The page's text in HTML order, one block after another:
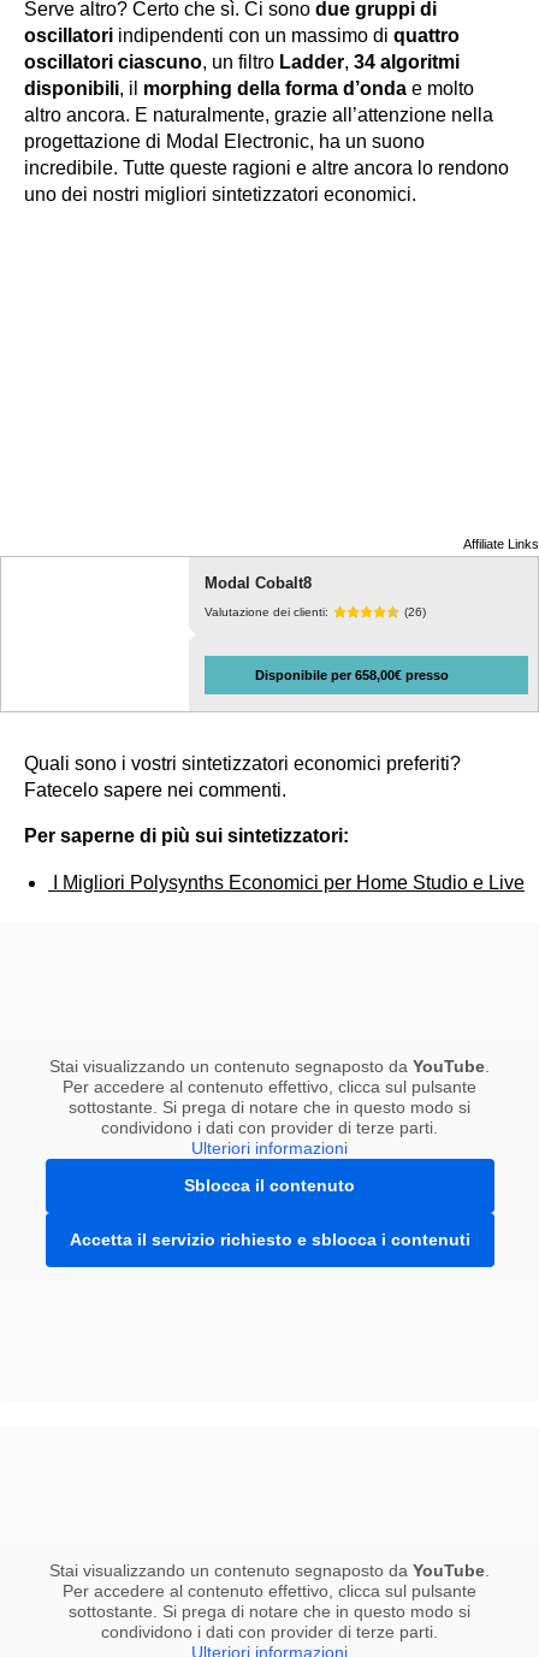
Serve altro? Certo che sì. Ci sono due gruppi di
oscillatori indipendenti con un massimo di quattro
oscillatori ciascuno, un filtro Ladder, 34 algoritmi
disponibili, il morphing della forma d’onda e molto
altro ancora. E naturalmente, grazie all’attenzione nella
progettazione di Modal Electronic, ha un suono
incredibile. Tutte queste ragioni e altre ancora lo rendono
uno dei nostri migliori sintetizzatori economici.
Affiliate Links
Modal Cobalt8
Valutazione dei clienti: (26)
Disponibile per 658,00€ presso
Quali sono i vostri sintetizzatori economici preferiti?
Fatecelo sapere nei commenti.
Per saperne di più sui sintetizzatori:
I Migliori Polysynths Economici per Home Studio e Live
Stai visualizzando un contenuto segnaposto da YouTube
Per accedere al contenuto effettivo, clicca sul pulsante
sottostante. Si prega di notare che in questo modo si
condividono i dati con provider di terze parti.
Ulteriori informazioni
Sblocca il contenuto
Accetta il servizio richiesto e sblocca i contenuti
Stai visualizzando un contenuto segnaposto da YouTube
Per accedere al contenuto effettivo, clicca sul pulsante
sottostante. Si prega di notare che in questo modo si
condividono i dati con provider di terze parti.
Ulteriori informazioni